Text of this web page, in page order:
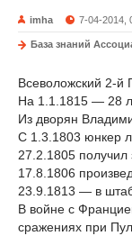
imha 7-04-2014,
База знаний
Всеволожский 2-й
На 1.1.1815 — 28
Из дворян
С 1.3.1803 юнкер
27.2.1805 получил
17.8.1806
23.9.1813 — в
В войне с
сражениях при